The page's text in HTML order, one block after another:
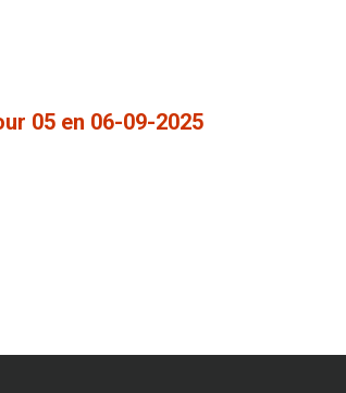
05 en 06-09-2025